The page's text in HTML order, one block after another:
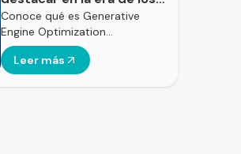
motores generativos
Conoce qué es Generative
Engine Optimization…
Leer más